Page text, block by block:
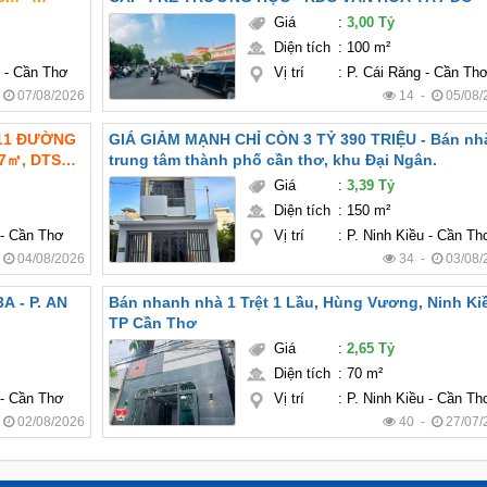
- Cần Thơ
07/08/2026
Giá :3,00 Tỷ
Diện tích : 100 m²
Vị trí
: P. Cái Răng - Cần
14 - 05/08/
ĐƯỜNG
, DTSD:
Cần Thơ
04/08/2026
GIÁ GIẢM MẠNH CHỈ CÒN 3 TỶ 390 TRIỆU - Bán nhà
trung tâm thành phố cần thơ, khu Đại Ngân.
Giá :3,39 Tỷ
Diện tích : 150 m²
Vị trí
: P. Ninh Kiều - Cần
34 - 03/08/
Cần Thơ
02/08/2026
Bán nhanh nhà 1 Trệt 1 Lầu, Hùng Vương, Ninh
TP Cần Thơ
Giá :2,65 Tỷ
Diện tích :70 m²
Vị trí
: P. Ninh Kiều - Cần
40 - 27/07/